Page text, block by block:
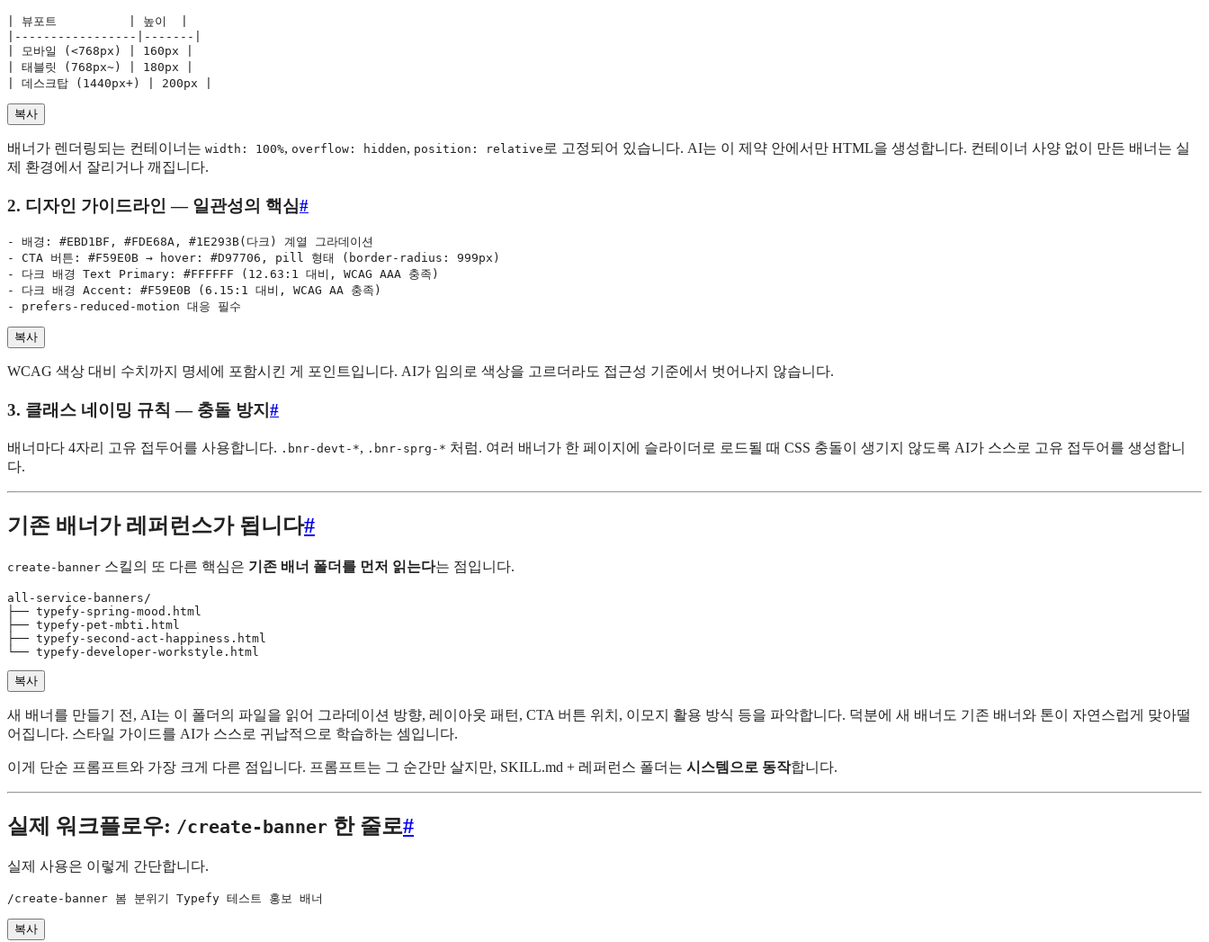
| 뷰포트          | 높이  |
|-----------------|-------|
| 모바일 (<768px) | 160px |
| 태블릿 (768px~) | 180px |
복사
배너가 렌더링되는 컨테이너는 width: 100%, overflow: hidden, position: relative 로 고정되어 있습니다. AI는 이 제약 안에서만 HTML을 생성합니다. 컨테이너 사양 없이 만든 배너는 실
제 환경에서 잘리거나 깨집니다.
2. 디자인 가이드라인 — 일관성의 핵심#
- 배경: #EBD1BF, #FDE68A, #1E293B(다크) 계열 그라데이션
- CTA 버튼: #F59E0B → hover: #D97706, pill 형태 (border-radius: 999px)
- 다크 배경 Text Primary: #FFFFFF (12.63:1 대비, WCAG AAA 충족)
- 다크 배경 Accent: #F59E0B (6.15:1 대비, WCAG AA 충족)
복사
WCAG 색상 대비 수치까지 명세에 포함시킨 게 포인트입니다. AI가 임의로 색상을 고르더라도 접근성 기준에서 벗어나지 않습니다.
3. 클래스 네이밍 규칙 — 충돌 방지 #
배너마다 4자리 고유 접두어를 사용합니다. .bnr-devt-*, .bnr-sprg-* 처럼. 여러 배너가 한 페이지에 슬라이더로 로드될 때 CSS 충돌이 생기지 않도록 AI가 스스로 고유 접두어를 생성합니
다.
기존 배너가 레퍼런스가 됩니다#
create-banner 스킬의 또 다른 핵심은 기존 배너 폴더를 먼저 읽는다는 점입니다.
all-service-banners/
├── typefy-spring-mood.html
├── typefy-pet-mbti.html
├── typefy-second-act-happiness.html
복사
새 배너를 만들기 전, AI는 이 폴더의 파일을 읽어 그라데이션 방향, 레이아웃 패턴, CTA 버튼 위치, 이모지 활용 방식 등을 파악합니다. 덕분에 새 배너도 기존 배너와 톤이 자연스럽게 맞아떨
어집니다. 스타일 가이드를 AI가 스스로 귀납적으로 학습하는 셈입니다.
이게 단순 프롬프트와 가장 크게 다른 점입니다. 프롬프트는 그 순간만 살지만, SKILL.md + 레퍼런스 폴더는 시스템으로 동작합니다.
실제 워크플로우: /create-banner 한 줄로#
실제 사용은 이렇게 간단합니다.
복사